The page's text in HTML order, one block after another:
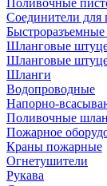
Соединители для
Быстроразъемные
Шланговые
Шланговые
Шланги
Водопроводные
Напорно-
Поливочные
Пожарное
Краны пожарные
Огнетушители
Рукава